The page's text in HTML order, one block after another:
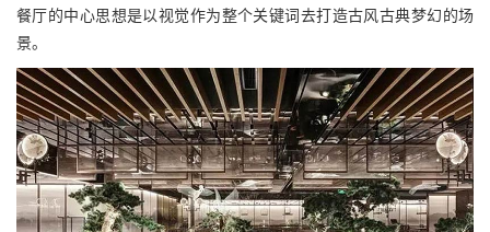
餐厅的中心思想是以视觉作为整个关键词去打造古风古典梦幻的场
景。